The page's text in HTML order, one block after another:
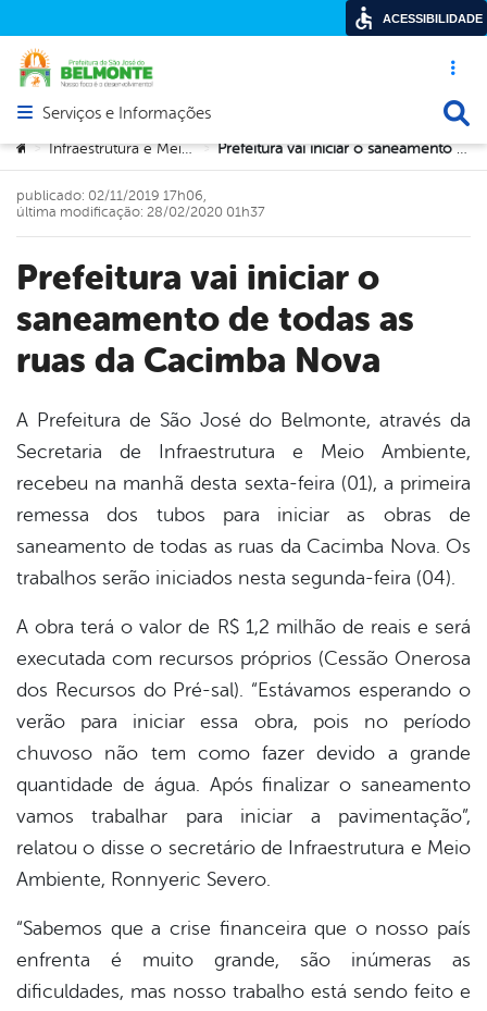
Acesso
Abrir menu principal de navegação
Serviços e Informações
Você está aqui:
> Infraestrutura e Meio Ambiente > Prefeitura vai iniciar o saneamento de todas as ruas da Cacimba Nova
Prefeitura vai iniciar o
saneamento de todas as
ruas da Cacimba Nova
publicado: 02/11/2019 17h06,
última modificação: 28/02/2020 01h37
A Prefeitura de São José do Belmonte, através da
Secretaria de Infraestrutura e Meio Ambiente,
recebeu na manhã desta sexta-feira (01), a primeira
remessa dos tubos para iniciar as obras de
saneamento de todas as ruas da Cacimba Nova. Os
trabalhos serão iniciados nesta segunda-feira (04).
A obra terá o valor de R$ 1,2 milhão de reais e será
executada com recursos próprios (Cessão Onerosa
dos Recursos do Pré-sal). “Estávamos esperando o
verão para iniciar essa obra, pois no período
chuvoso não tem como fazer devido a grande
quantidade de água. Após finalizar o saneamento
vamos trabalhar para iniciar a pavimentação”,
relatou o disse o secretário de Infraestrutura e Meio
Ambiente, Ronnyeric Severo.
“Sabemos que a crise financeira que o nosso país
enfrenta é muito grande, são inúmeras as
dificuldades, mas nosso trabalho está sendo feito e
ACESSIBILIDADE